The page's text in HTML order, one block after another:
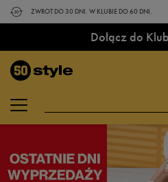
ZWROT DO 30 DNI. W KLUBIE DO 60 DNI.
Dołącz do